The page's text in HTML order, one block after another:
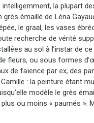
la plupart
émaillé de Léna
le graal, les vases
recherche de vérité
au sol à l’instar de
fleurs, ou sous formes
de faïence par ex, des
: la peinture étant
modèle le grès
ou moins « paumés ».